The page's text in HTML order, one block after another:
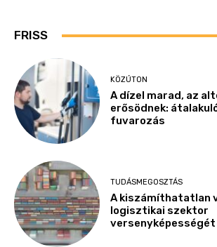
FRISS
KÖZÚTON
A dízel marad, az
erősödnek:
fuvarozás
TUDÁSMEGOSZTÁS
A kiszámíthatatlan
logisztikai szektor
versenyképességét